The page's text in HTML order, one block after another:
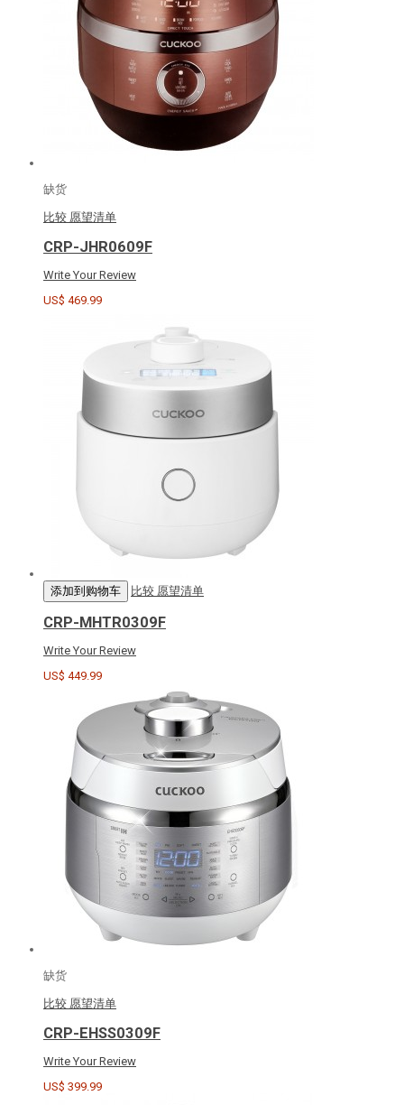
缺货
比较 愿望清单
CRP-JHR0609F
Write Your Review
US$ 469.99
添加到购物车 比较 愿望清单
CRP-MHTR0309F
Write Your Review
US$ 449.99
缺货
比较 愿望清单
CRP-EHSS0309F
Write Your Review
US$ 399.99